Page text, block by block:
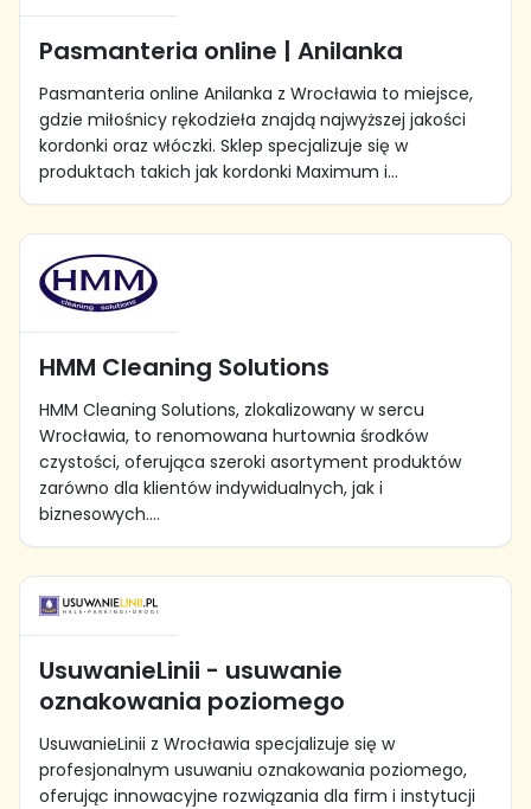
Pasmanteria online | Anilanka
Pasmanteria online Anilanka z Wrocławia to miejsce,
gdzie miłośnicy rękodzieła znajdą najwyższej jakości
kordonki oraz włóczki. Sklep specjalizuje się w
produktach takich jak kordonki Maximum i...
HMM Cleaning Solutions
HMM Cleaning Solutions, zlokalizowany w sercu
Wrocławia, to renomowana hurtownia środków
czystości, oferująca szeroki asortyment produktów
zarówno dla klientów indywidualnych, jak i
biznesowych....
UsuwanieLinii - usuwanie
oznakowania poziomego
UsuwanieLinii z Wrocławia specjalizuje się w
profesjonalnym usuwaniu oznakowania poziomego,
oferując innowacyjne rozwiązania dla firm i instytucji